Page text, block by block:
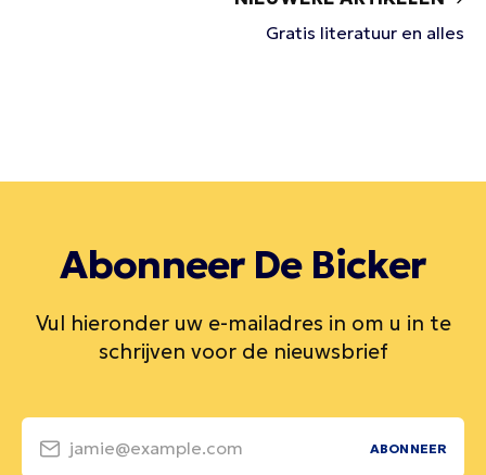
Gratis literatuur en alles
Abonneer De Bicker
Vul hieronder uw e-mailadres in om u in te
schrijven voor de nieuwsbrief
jamie@example.com ABONNEER